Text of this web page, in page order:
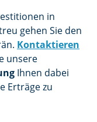
in
gehen Sie den
Kontaktieren
unsere
Ihnen dabei
Erträge zu